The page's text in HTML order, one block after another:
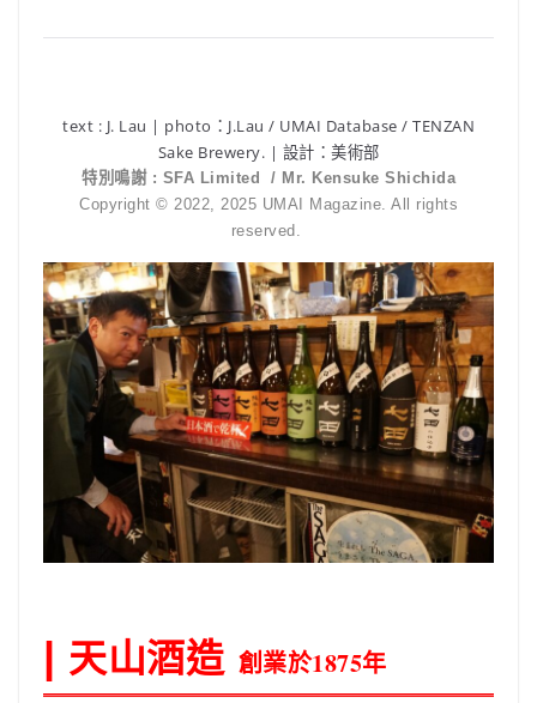
text : J. Lau | photo：J.Lau / UMAI Database / TENZAN
Sake Brewery. | 設計：美術部
特別鳴謝 : SFA Limited / Mr. Kensuke Shichida
Copyright © 2022, 2025 UMAI Magazine. All rights
reserved.
| 天山酒造 創業於1875年